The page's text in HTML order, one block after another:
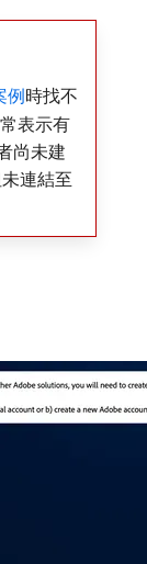
例時找不
表示有
尚未建
未連結至